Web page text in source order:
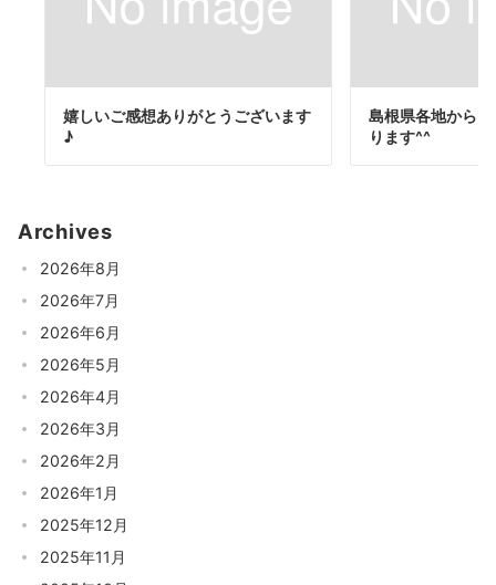
嬉しいご感想ありがとうございます
♪
島根県各地から
ります^^
Archives
2026年8月
2026年7月
2026年6月
2026年5月
2026年4月
2026年3月
2026年2月
2026年1月
2025年12月
2025年11月